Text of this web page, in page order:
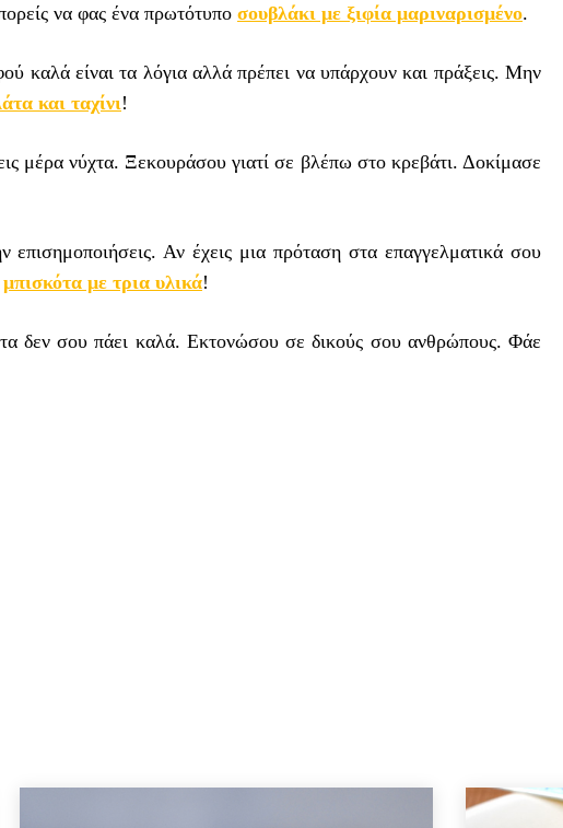
να φας ένα πρωτότυπο σουβλάκι με ξιφία μαριναρισμένο.
καλά είναι τα λόγια αλλά πρέπει να υπάρχουν και πράξεις. Μην
και ταχίνι!
μέρα νύχτα. Ξεκουράσου γιατί σε βλέπω στο κρεβάτι. Δοκίμασε
Αν έχεις μια πρόταση στα επαγγελματικά σου
μπισκότα με τρια υλικά!
δεν σου πάει καλά. Εκτονώσου σε δικούς σου ανθρώπους. Φάε